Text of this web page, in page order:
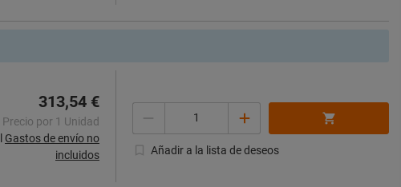
313,54 €
Precio por 1 Unidad
Gastos de envío no
incluidos
Añadir a la lista de deseos